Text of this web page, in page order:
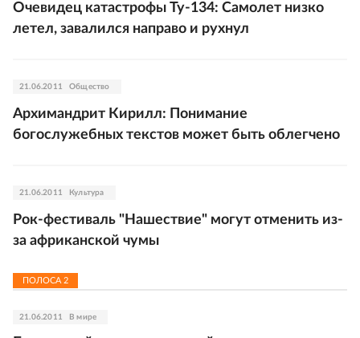
Очевидец катастрофы Ту-134: Самолет низко
летел, завалился направо и рухнул
21.06.2011 Общество
Архимандрит Кирилл: Понимание
богослужебных текстов может быть облегчено
21.06.2011 Культура
Рок-фестиваль "Нашествие" могут отменить из-
за африканской чумы
ПОЛОСА2
21.06.2011 В мире